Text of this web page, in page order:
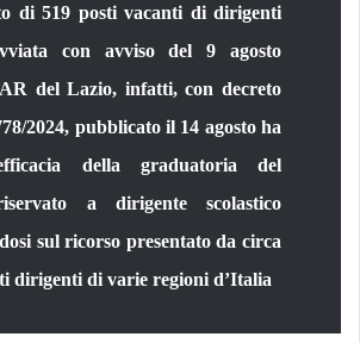
di 519 posti vacanti di dirigenti
con avviso del 9 agosto
del Lazio, infatti, condecreto
2024, pubblicato il 14 agosto ha
della graduatoria del
a dirigente scolastico
sul ricorso presentato da circa
dirigenti di varie regioni d’Italia